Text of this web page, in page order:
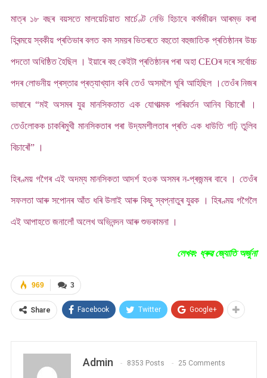
মাত্ৰ ১৮ বছৰ বয়সতে মালয়েচিয়াত মাৰ্চেণ্ট নেভি হিচাবে কৰ্মজীৱন আৰম্ভ কৰা
হিৰন্ময়ে স্বকীয় প্ৰতিভাৰ বলত কম সময়ৰ ভিতৰতে বহুতো বহুজাতিক প্ৰতিষ্ঠানৰ উচ্চ
পদতো অধিষ্ঠিত হৈছিল । ইয়াৰে বহু কেইটা প্ৰতিষ্ঠানৰ পৰা অহা CEOৰ দৰে সৰ্বোচ্চ
পদৰ লোভনীয় প্ৰস্তাৱ প্ৰত্যাখ্যান কৰি তেওঁ অসমলৈ ঘূৰি আহিছিল ।তেওঁৰ নিজৰ
ভাষাৰে “মই অসমৰ যুৱ মানসিকতাত এক যোগাত্মক পৰিৱৰ্তন আনিব বিচাৰোঁ ।
তেওঁলোকক চাকৰিমুখী মানসিকতাৰ পৰা উদ্যমশীলতাৰ প্ৰতি এক ধাউতি গঢ়ি তুলিব
বিচাৰোঁ” ।
হিৰণ্ময় গগৈৰ এই অদম্য মানসিকতা আদৰ্শ হওক অসমৰ ন-প্ৰজন্মৰ বাবে । তেওঁৰ
সফলতা আৰু সপোনৰ আঁত ধৰি উলাই আৰু কিছু স্বপ্নাতুৰ যুৱক । হিৰণ্ময় গগৈলৈ
এই আপাহতে জনালোঁ অলেখ অভিনন্দন আৰু শুভকামনা ।
লেখক: ধ্ৰুৱ জ্যোতি অৰ্জুনা
3
969
Share Facebook Twitter Google+
Admin 8353 Posts 25 Comments